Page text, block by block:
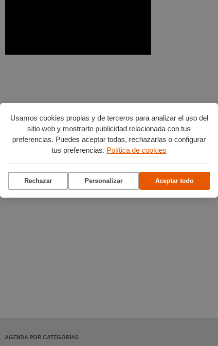
Usamos cookies propias y de terceros para analizar el uso del
sitio web y mostrarte publicidad relacionada con tus
preferencias. Puedes aceptar todas, rechazarlas o configurar
tus preferencias. Política de cookies
Rechazar Personalizar Aceptar todo
AGENDA POR CATEGORÍAS